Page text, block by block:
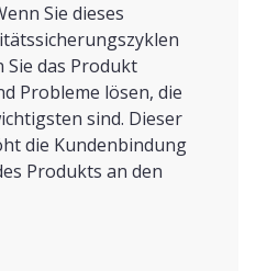
Sie dieses
das Produkt
Probleme lösen, die
sind. Dieser
die Kundenbindung
Produkts an den